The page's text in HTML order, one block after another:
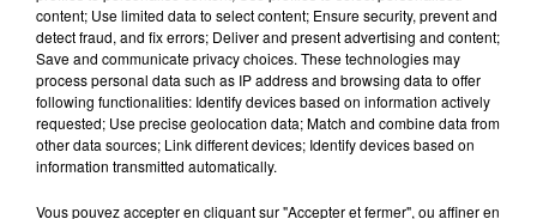
Alouette vous invite à
Futuroscope Xperiences !
content; Use limited data to select content; Ensure security, prevent and
detect fraud, and fix errors; Deliver and present advertising and content;
Save and communicate privacy choices. These technologies may
process personal data such as IP address and browsing data to offer
following functionalities: Identify devices based on information actively
requested; Use precise geolocation data; Match and combine data from
other data sources; Link different devices; Identify devices based on
information transmitted automatically.
Vous pouvez accepter en cliquant sur "Accepter et fermer", ou affiner en